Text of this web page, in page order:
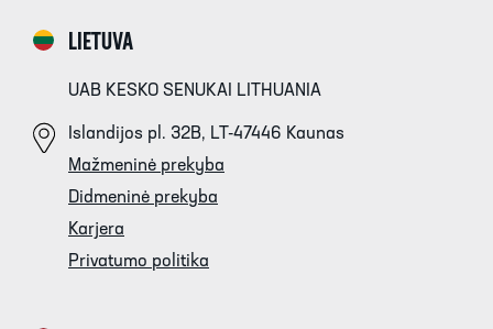
LIETUVA
UAB KESKO SENUKAI LITHUANIA
Islandijos pl. 32B, LT-47446 Kaunas
Mažmeninė prekyba
Didmeninė prekyba
Karjera
Privatumo politika